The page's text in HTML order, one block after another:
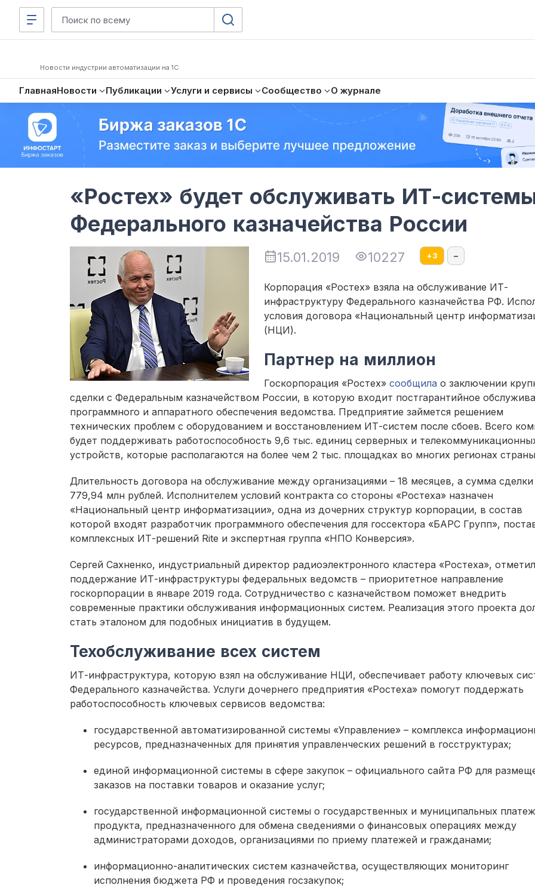
Новости индустрии автоматизации на 1С
ГлавнаяНовости Публикации Услуги и сервисы Сообщество О журнале
«Ростех» будет обслуживать ИТ-
Федерального казначейства России
15.01.2019 10227 +3 –
Корпорация «Ростех» взяла на обслуживание ИТ-
инфраструктуру Федерального казначейства РФ.
условия договора «Национальный центр
(НЦИ).
Партнер на миллион
Госкорпорация «Ростех» сообщила о заключении
сделки с Федеральным казначейством России, в которую входит постгарантийное
программного и аппаратного обеспечения ведомства. Предприятие займется решением
технических проблем с оборудованием и восстановлением ИТ-систем после сбоев. Всего
будет поддерживать работоспособность 9,6 тыс. единиц серверных и
устройств, которые располагаются на более чем 2 тыс. площадках во многих регионах
Длительность договора на обслуживание между организациями – 18 месяцев, а сумма сделки
779,94 млн рублей. Исполнителем условий контракта со стороны «Ростеха» назначен
«Национальный центр информатизации», одна из дочерних структур корпорации, в состав
которой входят разработчик программного обеспечения для госсектора «БАРС Групп»,
комплексных ИТ-решений Rite и экспертная группа «НПО Конверсия».
Сергей Сахненко, индустриальный директор радиоэлектронного кластера «Ростеха»,
поддержание ИТ-инфраструктуры федеральных ведомств – приоритетное направление
госкорпорации в январе 2019 года. Сотрудничество с казначейством поможет внедрить
современные практики обслуживания информационных систем. Реализация этого проекта
стать эталоном для подобных инициатив в будущем.
Техобслуживание всех систем
ИТ-инфраструктура, которую взял на обслуживание НЦИ, обеспечивает работу ключевых
Федерального казначейства. Услуги дочернего предприятия «Ростеха» помогут поддержать
работоспособность ключевых сервисов ведомства:
государственной автоматизированной системы «Управление» – комплекса
ресурсов, предназначенных для принятия управленческих решений в госструктурах;
единой информационной системы в сфере закупок – официального сайта РФ для
заказов на поставки товаров и оказание услуг;
государственной информационной системы о государственных и муниципальных
продукта, предназначенного для обмена сведениями о финансовых операциях между
администраторами доходов, организациями по приему платежей и гражданами;
информационно-аналитических систем казначейства, осуществляющих мониторинг
исполнения бюджета РФ и проведения госзакупок;